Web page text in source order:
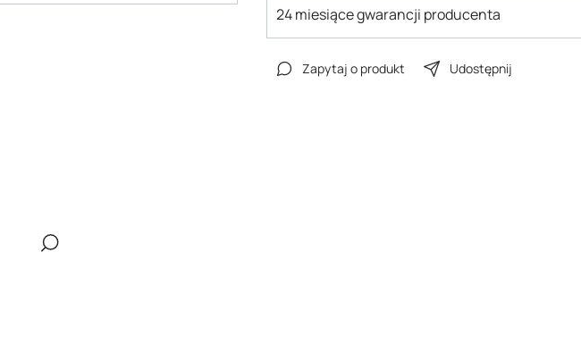
24 miesiące gwarancji producenta
Zapytaj o produkt Udostępnij